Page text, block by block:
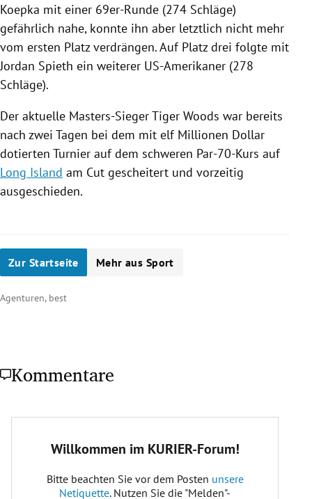
Koepka mit einer 69er-Runde (274 Schläge)
gefährlich nahe, konnte ihn aber letztlich nicht mehr
vom ersten Platz verdrängen. Auf Platz drei folgte mit
Jordan Spieth ein weiterer US-Amerikaner (278
Schläge).
Der aktuelle Masters-SiegerTiger Woods war bereits
nach zwei Tagen bei dem mit elf Millionen Dollar
dotierten Turnier auf dem schweren Par-70-Kurs auf
Long Island am Cut gescheitert und vorzeitig
ausgeschieden.
Zur Startseite Mehr aus Sport
Agenturen, best
Kommentare